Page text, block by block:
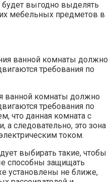
выгодно выделять
мебельных предметов в
ванной комнаты должно
требования по
что данная комната с
следовательно, это зона
током.
выбирать такие, чтобы
способны защищать
установлены не ближе,